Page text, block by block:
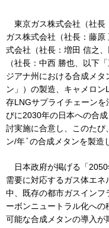
技術開発
サステナビリティ
IR情報
プレスリリース
東京ガス株式会社（社長
ガス株式会社（社長：藤
式会社（社長：増田 信之
（社長：中西 勝也、以下
ジアナ州における合成メ
ン」）の製造、キャメロ
存LNGサプライチェーン
びに2030年の日本への合
討実施に合意し、このたび
ン/年 ＊ の合成メタンを製造
日本政府が掲げる「2050
需要に対応するガス体エ
中、既存の都市ガスインフ
ーボンニュートラル化へ
可能な合成メタンの導入